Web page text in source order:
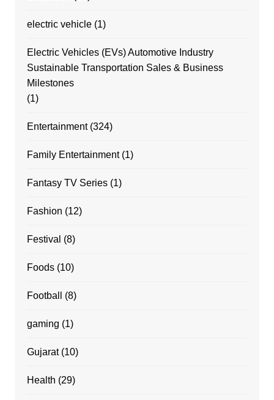
electric vehicle(1)
Electric Vehicles (EVs) Automotive Industry
Sustainable Transportation Sales & Business
Milestones
(1)
Entertainment(324)
Family Entertainment(1)
Fantasy TV Series(1)
Fashion (12)
Festival (8)
Foods(10)
Football (8)
gaming (1)
Gujarat(10)
Health (29)